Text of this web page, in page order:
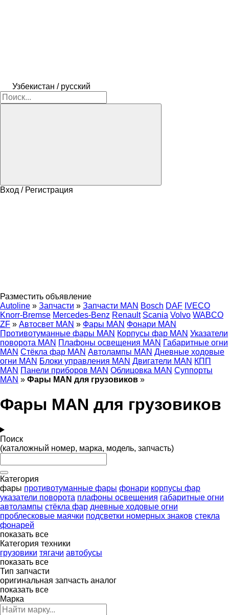
Узбекистан / русский
Вход / Регистрация
Разместить объявление
Autoline » Запчасти » Запчасти MAN Bosch DAF IVECO
Knorr-Bremse Mercedes-Benz Renault Scania Volvo WABCO
ZF » Автосвет MAN » Фары MAN Фонари MAN
Противотуманные фары MAN Корпусы фар MAN Указатели
поворота MAN Плафоны освещения MAN Габаритные огни
MAN Стёкла фар MAN Автолампы MAN Дневные ходовые
огни MAN Блоки управления MAN Двигатели MAN КПП
MAN Панели приборов MAN Облицовка MAN Суппорты
MAN » Фары MAN для грузовиков »
Фары MAN для грузовиков
Поиск
(каталожный номер, марка, модель, запчасть)
Категория
фары противотуманные фары фонари корпусы фар
указатели поворота плафоны освещения габаритные огни
автолампы стёкла фар дневные ходовые огни
проблесковые маячки подсветки номерных знаков стекла
фонарей
показать все
Категория техники
грузовики тягачи автобусы
показать все
Тип запчасти
оригинальная запчасть аналог
показать все
Марка